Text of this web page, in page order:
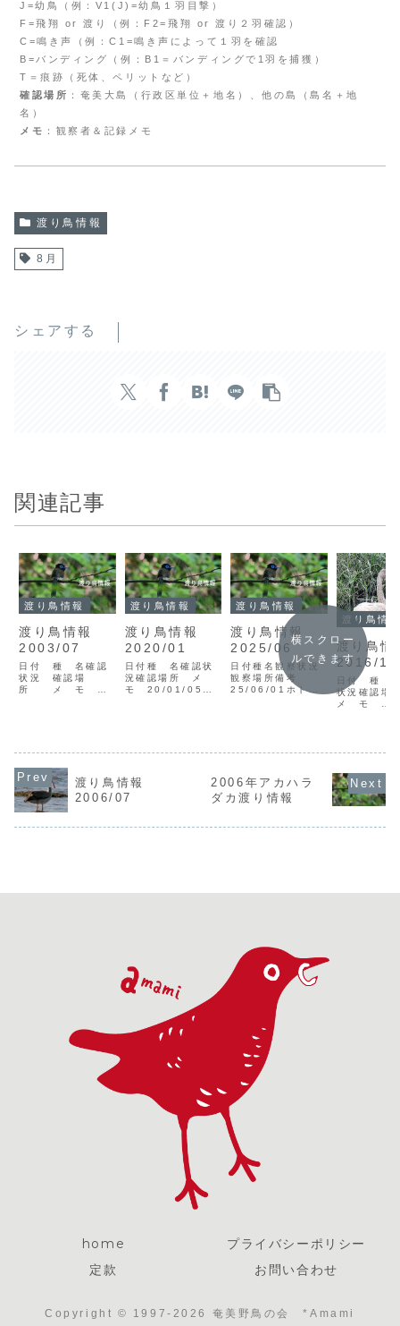
J=幼鳥（例：V1(J)=幼鳥１羽目撃）
F=飛翔 or 渡り（例：F2=飛翔 or 渡り２羽確認）
C=鳴き声（例：C1=鳴き声によって１羽を確認
B=バンディング（例：B1＝バンディングで1羽を捕獲）
T＝痕跡（死体、ペリットなど）
確認場所 ：奄美大島（行政区単位＋地名）、他の島（島名＋地
名）
メモ ：観察者＆記録メモ
渡り鳥情報
8月
シェアする
関連記事
渡り鳥情報
渡り鳥情報
2003/07
日付 種 名確認
状況 確認場
所 メ モ
凡例> 日付： 例：
03/01/01=2003
年1月1日種名：確
認野鳥名確認状
渡り鳥情報
渡り鳥情報
2020/01
日付種 名確認状
況確認場所 メ
モ 20/01/05ク
内町網野子望月
20/01/24カワア
イサV1（♂）奄美
渡り鳥情報
渡り鳥情報
2025/06
日付種名観察状況
観察場所備考
25/06/01ホトト
25/06/06カラシ
ラサギV4奄美市笠
利町大瀬海岸岩元
渡り鳥情
渡り鳥
2016/11
日付 種
状況確認
メ モ
笠利町奄美
宮山16/
オムシクイ
市笠利町笠
横スクロー
ルできます
渡り鳥情報
2006/07
2006年アカハラ
ダカ渡り情報
home
プライバシーポリシー
定款
お問い合わせ
Copyright © 1997-2026 奄美野鳥の会 *Amami